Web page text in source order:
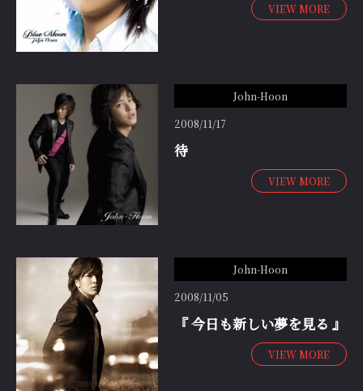
VIEW MORE
John-Hoon
2008/11/17
待
VIEW MORE
John-Hoon
2008/11/05
『 今日も新しい夢を見る 』
VIEW MORE